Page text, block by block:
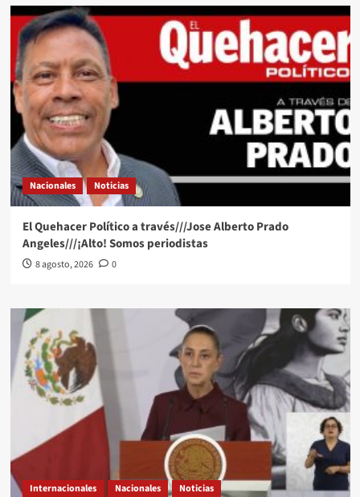
Nacionales Noticias
El Quehacer Político a través///Jose Alberto Prado
Angeles///¡Alto! Somos periodistas
8 agosto, 2026 0
Internacionales Nacionales Noticias